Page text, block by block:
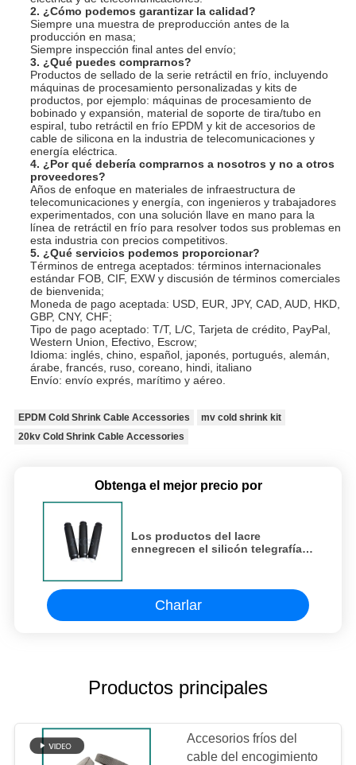
2. ¿Cómo podemos garantizar la calidad?
Siempre una muestra de preproducción antes de la
producción en masa;
Siempre inspección final antes del envío;
3. ¿Qué puedes comprarnos?
Productos de sellado de la serie retráctil en frío, incluyendo
máquinas de procesamiento personalizadas y kits de
productos, por ejemplo: máquinas de procesamiento de
bobinado y expansión, material de soporte de tira/tubo en
espiral, tubo retráctil en frío EPDM y kit de accesorios de
cable de silicona en la industria de telecomunicaciones y
energía eléctrica.
4. ¿Por qué debería comprarnos a nosotros y no a otros
proveedores?
Años de enfoque en materiales de infraestructura de
telecomunicaciones y energía, con ingenieros y trabajadores
experimentados, con una solución llave en mano para la
línea de retráctil en frío para resolver todos sus problemas en
esta industria con precios competitivos.
5. ¿Qué servicios podemos proporcionar?
Términos de entrega aceptados: términos internacionales
estándar FOB, CIF, EXW y discusión de términos comerciales
de bienvenida;
Moneda de pago aceptada: USD, EUR, JPY, CAD, AUD, HKD,
GBP, CNY, CHF;
Tipo de pago aceptado: T/T, L/C, Tarjeta de crédito, PayPal,
Western Union, Efectivo, Escrow;
Idioma: inglés, chino, español, japonés, portugués, alemán,
árabe, francés, ruso, coreano, hindi, italiano
Envío: envío exprés, marítimo y aéreo.
EPDM Cold Shrink Cable Accessories
mv cold shrink kit
20kv Cold Shrink Cable Accessories
Obtenga el mejor precio por
Los productos del lacre
ennegrecen el silicón telegrafían
Charlar
Productos principales
Accesorios fríos del
cable del encogimiento